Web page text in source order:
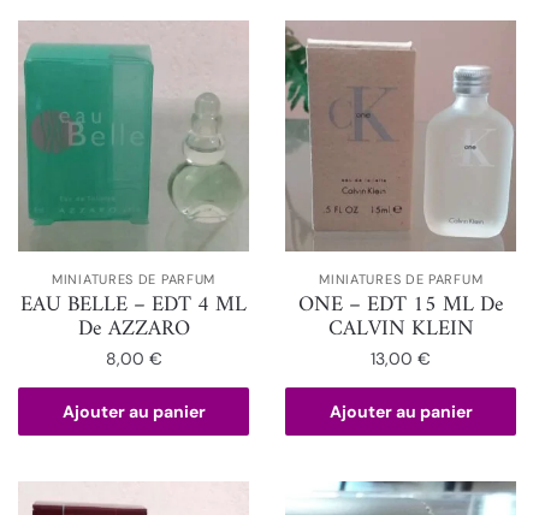
MINIATURES DE PARFUM
EAU BELLE – EDT 4 ML
De AZZARO
8,00 €
Ajouter au panier
MINIATURES DE PARFUM
ONE – EDT 15 ML De
CALVIN KLEIN
13,00€
Ajouter au panier